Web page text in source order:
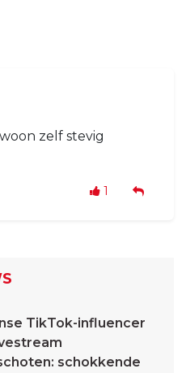
zelf stevig
1
TikTok-influencer
schokkende